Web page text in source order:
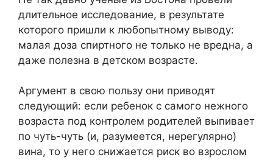
длительное исследование, в результате
которого пришли к любопытному выводу:
малая доза спиртного не только не вредна, а
даже полезна в детском возрасте.
Аргумент в свою пользу они приводят
следующий: если ребенок с самого нежного
возраста под контролем родителей выпивает
по чуть-чуть (и, разумеется, нерегулярно)
вина, то у него снижается риск во взрослом